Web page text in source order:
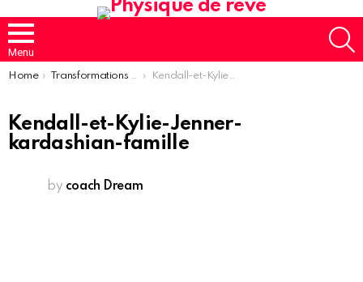
Menu
You are here:
Home Transformations des sœurs Jenner en photos Kendall-et-Kylie-Jenner-kardashian-famille
Kendall-et-Kylie-Jenner-
kardashian-famille
by coach Dream